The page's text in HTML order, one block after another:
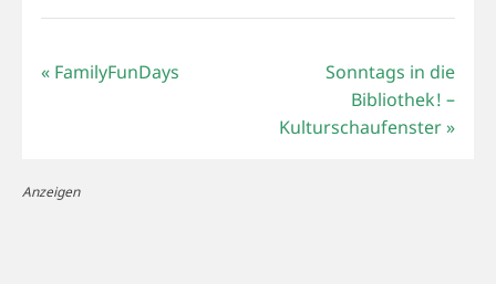
«FamilyFunDays
Sonntags in die
Bibliothek! –
Kulturschaufenster»
Anzeigen